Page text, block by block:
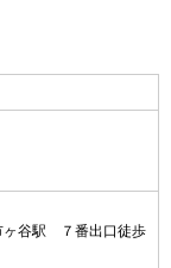
ヶ谷駅 ７番出口徒歩